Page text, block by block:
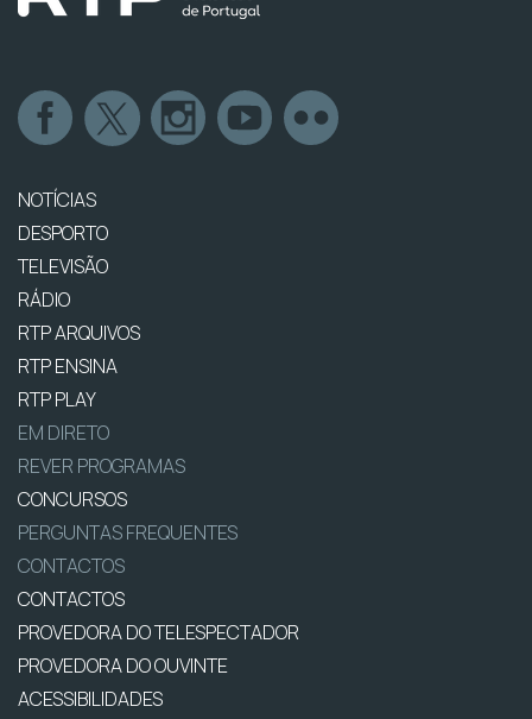
NOTÍCIAS
DESPORTO
TELEVISÃO
RÁDIO
RTP ARQUIVOS
RTP ENSINA
RTP PLAY
EM DIRETO
REVER PROGRAMAS
CONCURSOS
PERGUNTAS FREQUENTES
CONTACTOS
CONTACTOS
PROVEDORA DO TELESPECTADOR
PROVEDORA DO OUVINTE
ACESSIBILIDADES